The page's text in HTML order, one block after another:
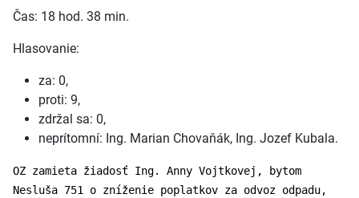
Čas: 18 hod. 38 min.
Hlasovanie:
za: 0,
proti: 9,
zdržal sa: 0,
neprítomní: Ing. Marian Chovaňák, Ing. Jozef Kubala.
OZ zamieta žiadosť Ing. Anny Vojtkovej, bytom
Nesluša 751 o zníženie poplatkov za odvoz odpadu,